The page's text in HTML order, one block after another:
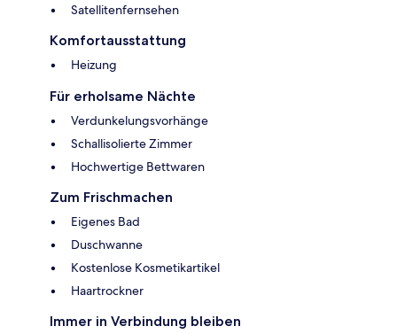
Satellitenfernsehen
Komfortausstattung
Heizung
Für erholsame Nächte
Verdunkelungsvorhänge
Schallisolierte Zimmer
Hochwertige Bettwaren
Zum Frischmachen
Eigenes Bad
Duschwanne
Kostenlose Kosmetikartikel
Haartrockner
Immer in Verbindung bleiben